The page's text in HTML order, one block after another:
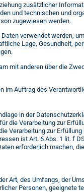
zusätzlicher
und technischen und
zugewiesen werden.
verwendet werden,
Lage, Gesundheit,
mit anderen über die
im Auftrag des
in der
die Verarbeitung zur
Verarbeitung zur
ist Art. 6 Abs. 1 lit. f
erforderlich machen,
Art, des Umfangs, der
Personen, geeignete